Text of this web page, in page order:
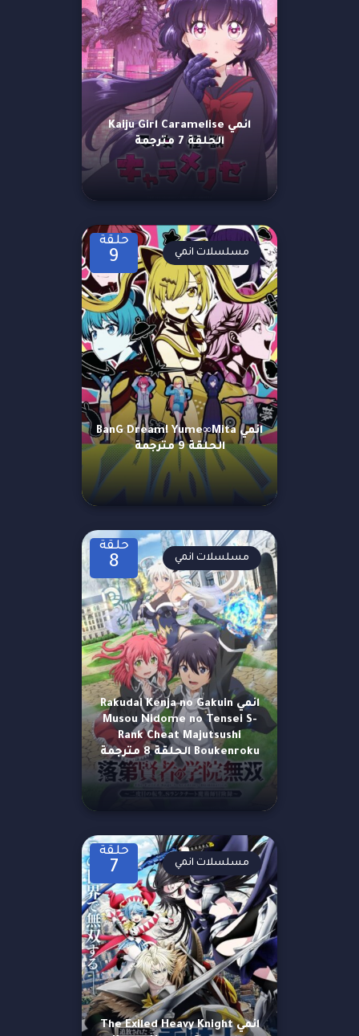
انمي Kaiju Girl Caramelise
الحلقة 7 مترجمة
حلقة
9
انمي BanG Dream! Yume∞Mita
الحلقة 9 مترجمة
مسلسلات انمي
حلقة
8
انمي Rakudai Kenja no Gakuin
Musou Nidome no Tensei S-
Rank Cheat Majutsushi
Boukenroku الحلقة 8 مترجمة
مسلسلات انمي
حلقة
7
انمي The Exiled Heavy Knight
مسلسلات انمي